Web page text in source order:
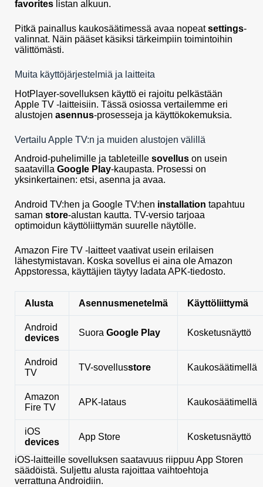
favorites listan alkuun.
Pitkä painallus kaukosäätimessä avaa nopeatsettings-
valinnat. Näin pääset käsiksi tärkeimpiin toimintoihin
välittömästi.
Muita käyttöjärjestelmiä ja laitteita
HotPlayer-sovelluksen käyttö ei rajoitu pelkästään
Apple TV -laitteisiin. Tässä osiossa vertailemme eri
alustojen asennus-prosesseja ja käyttökokemuksia.
Vertailu Apple TV:n ja muiden alustojen välillä
Android-puhelimille ja tableteille sovellus on usein
saatavilla Google Play-kaupasta. Prosessi on
yksinkertainen: etsi, asenna ja avaa.
Android TV:hen ja Google TV:hen installation tapahtuu
saman store-alustan kautta. TV-versio tarjoaa
optimoidun käyttöliittymän suurelle näytölle.
Amazon Fire TV -laitteet vaativat usein erilaisen
lähestymistavan. Koska sovellus ei aina ole Amazon
Appstoressa, käyttäjien täytyy ladata APK-tiedosto.
Alusta Asennusmenetelmä Käyttöliittymä
Android
devices
Suora Google Play Kosketusnäyttö
Android
TV
TV-sovellusstore Kaukosäätimellä
Amazon
Fire TV
APK-lataus Kaukosäätimellä
iOS
devices
App Store Kosketusnäyttö
iOS-laitteille sovelluksen saatavuus riippuu App Storen
säädöistä. Suljettu alusta rajoittaa vaihtoehtoja
verrattuna Androidiin.